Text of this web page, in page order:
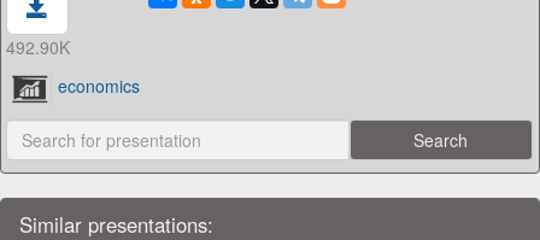
492.90K
economics
Similar presentations: